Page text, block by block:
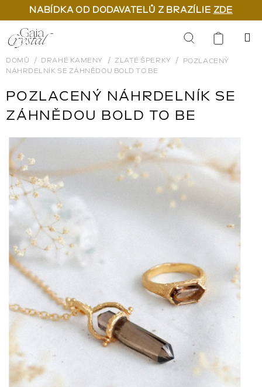
NABÍDKA OD DODAVATELŮ Z BRAZÍLIE ZDE
Přejít
na
obsah
Hledat
DOMŮ DRAHÉ KAMENY ZLATÉ ŠPERKY
POZLACENÝ
NÁHRDELNÍK SE ZÁHNĚDOU BOLD TO BE
POZLACENÝ NÁHRDELNÍK SE
ZÁHNĚDOU BOLD TO BE